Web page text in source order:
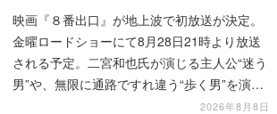
映画『８番出口』が地上波で初放送が決定。
金曜ロードショーにて8月28日21時より放送
される予定。二宮和也氏が演じる主人公“迷う
男”や、無限に通路ですれ違う“歩く男”を演じ
2026年8月8日